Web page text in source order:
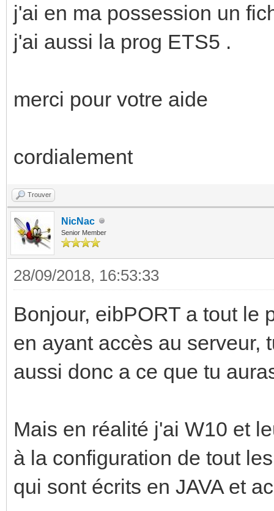
j'ai en ma possession un
j'ai aussi la prog ETS5 .
merci pour votre aide
cordialement
Trouver
NicNac
Senior Member
28/09/2018, 16:53:33
Bonjour, eibPORT a tout le
en ayant accès au serveur,
aussi donc a ce que tu
Mais en réalité j'ai W10 et
à la configuration de tout
qui sont écrits en JAVA et